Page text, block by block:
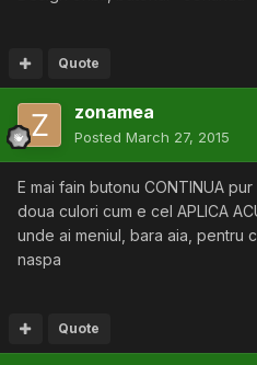
Quote
zonamea
Posted March 27, 2015
E mai fain butonu CONTINUA
doua culori cum e cel APLICA
unde ai meniul, bara aia, pentru
naspa
Quote